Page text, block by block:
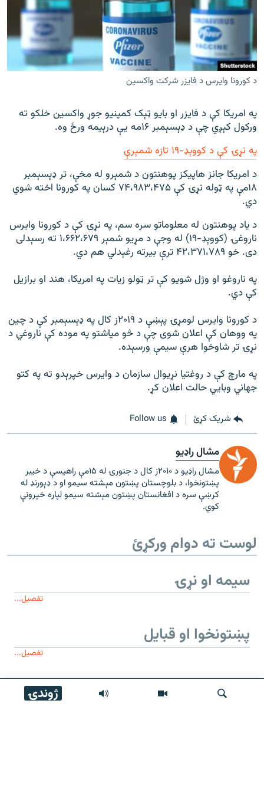
ژوندۍ
د کورونا وایرس د فایزر شرکت واکسین
په امريکا کې د فايزر او بايو ټېک کمپنيو جوړ واکسين خلکو ته
ورکول کېږي چې د ډېسېمبر ۱۶مه يې درېیمه ورځ وه.
په نړۍ کې د کووېډ-۱۹ تازه شمېرې
د امریکا جانز هاپیکز پوهنتون د شمېرو له مخې، تر ډېسېمبر
۱۸مې په ټوله نړۍ کې ۷۴،۹۸۳،۴۷۵ کسان په کورونا اخته شوي
دي.
د یاد پوهنتون له معلوماتو سره سم، په نړۍ کې د کورونا وایرس
ناروغۍ (کووېډ-۱۹) له وجې د مړیو شمېر ۱،۶۶۲،۶۷۹ ته رسېدلی
دی. خو ۴۲،۳۷۱،۷۸۹ ترې بیرته رغېدلي هم دي.
په ناروغو او وژل شویو کې تر ټولو زیات په امریکا، هند او برازیل
کې دي.
د کورونا وایرس لومړۍ پېښې د ۲۰۱۹ز کال په ډېسېمبر کې د چین
په ووهان کې اعلان شوی چې د څو میاشتو په موده کې ناروغي د
نړۍ تر شاوخوا هرې سیمې ورسېده.
په مارچ کې د روغتیا نړیوال سازمان د وایرس خپرېدو ته په کتو
جهاني وبايي حالت اعلان کړ.
شریک کړئ Follow us
مشال راډیو
مشال راډیو د ۲۰۱۰ز کال د جنورۍ له ۱۵مې راهیسې د خیبر
پښتونخوا، د بلوچستان پښتون مېشته سیمو او د ډېورنډ له
کرښې سره د افغانستان پښتون مېشته سیمو لپاره خپرونې
کوي.
لوست ته دوام ورکړئ
سیمه او نړۍ
تفصیل...
پښتونخوا او قبایل
تفصیل...
موږ وڅارئ